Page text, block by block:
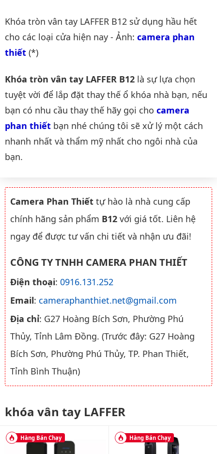
Khóa tròn vân tay LAFFER B12 sử dụng hầu hết
cho các loại cửa hiện nay - Ảnh: camera phan
thiết (*)
Khóa tròn vân tay LAFFER B12 là sự lựa chọn
tuyệt vời để lắp đặt thay thế ổ khóa nhà bạn, nếu
bạn có nhu cầu thay thế hãy gọi cho camera
phan thiết bạn nhé chúng tôi sẽ xử lý một cách
nhanh nhất và thẩm mỹ nhất cho ngôi nhà của
bạn.
Camera Phan Thiết tự hào là nhà cung cấp
chính hãng sản phẩm B12 với giá tốt. Liên hệ
ngay để được tư vấn chi tiết và nhận ưu đãi!
CÔNG TY TNHH CAMERA PHAN THIẾT
Điện thoại: 0916.131.252
Email: cameraphanthiet.net@gmail.com
Địa chỉ: G27 Hoàng Bích Sơn, Phường Phú
Thủy, Tỉnh Lâm Đồng. (Trước đây: G27 Hoàng
Bích Sơn, Phường Phú Thủy, TP. Phan Thiết,
Tỉnh Bình Thuận)
khóa vân tay LAFFER
Hàng Bán Chạy Hàng Bán Chạy